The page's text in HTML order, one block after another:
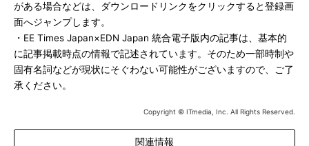
がある場合などは、ダウンロードリンクをクリックすると登録画
面へジャンプします。
・EE Times Japan×EDN Japan 統合電子版内の記事は、基本的
に記事掲載時点の情報で記述されています。そのため一部時制や
固有名詞などが現状にそぐわない可能性がございますので、ご了
承ください。
Copyright © ITmedia, Inc. All Rights Reserved.
関連情報